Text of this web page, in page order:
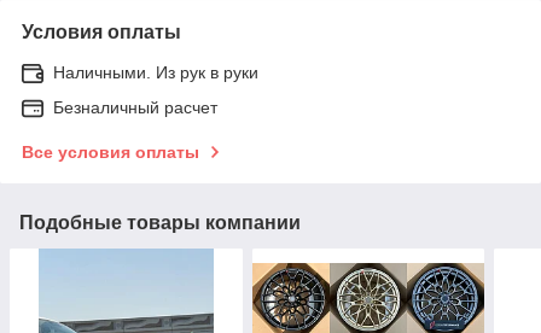
Условия оплаты
Наличными. Из рук в руки
Безналичный расчет
Все условия оплаты
Подобные товары компании